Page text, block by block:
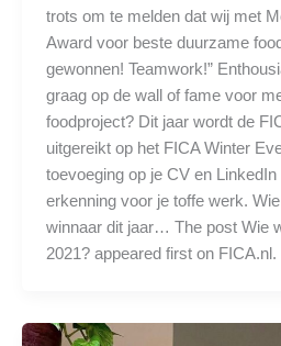
trots om te melden dat wij met
Award voor beste duurzame
gewonnen! Teamwork!”
graag op de wall of fame voor
foodproject? Dit jaar wordt de
uitgereikt op het FICA Winter
toevoeging op je CV en
erkenning voor je toffe werk.
winnaar dit jaar… The post Wie
2021? appeared first on FICA.nl.